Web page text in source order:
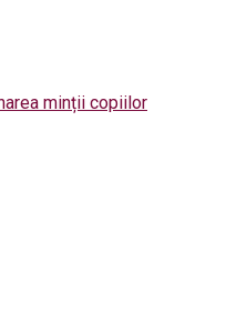
minții copiilor